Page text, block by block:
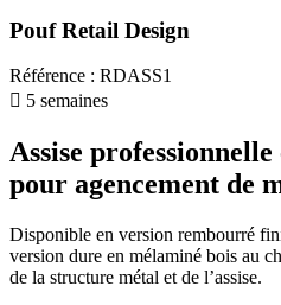
Pouf Retail Design
Référence : RDASS1
 5 semaines
Assise professionnelle
pour agencement de
Disponible en version rembourré
version dure en mélaminé bois au
de la structure métal et de l’assise.